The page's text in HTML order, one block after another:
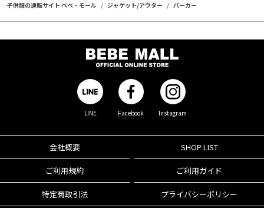
子供服の通販サイト ベベ・モール ジャケット/アウター パーカー
LINE Facebook Instagram
会社概要 SHOP LIST
ご利用規約 ご利用ガイド
特定商取引法 プライバシーポリシー